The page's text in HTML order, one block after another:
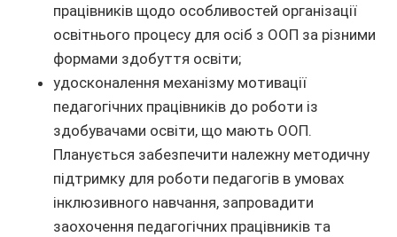
працівників щодо особливостей організації
освітнього процесу для осіб з ООП за різними
формами здобуття освіти;
удосконалення механізму мотивації
педагогічних працівників до роботи із
здобувачами освіти, що мають ООП.
Планується забезпечити належну методичну
підтримку для роботи педагогів в умовах
інклюзивного навчання, запровадити
заохочення педагогічних працівників та